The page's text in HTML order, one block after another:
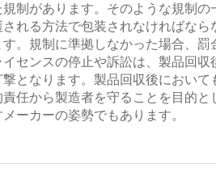
制があります。そのような規制
れる方法で包装されなければな
。規制に準拠しなかった場合、
センスの停止や訴訟は、製品回
となります。製品回収後におい
任から製造者を守ることを目的
ーカーの姿勢でもあります。